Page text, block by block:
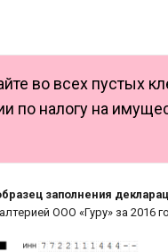
во всех пустых
по налогу на
заполнения
ООО «Гуру» за 2016